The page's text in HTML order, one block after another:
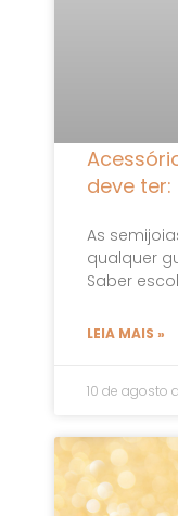
deve
As
qualquer
Saber
LEIA MAIS »
10 de agosto